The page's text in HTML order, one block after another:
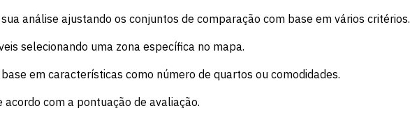
análise ajustando os conjuntos de comparação com base em vários critérios.
selecionando uma zona específica no mapa.
em características como número de quartos ou comodidades.
com a pontuação de avaliação.